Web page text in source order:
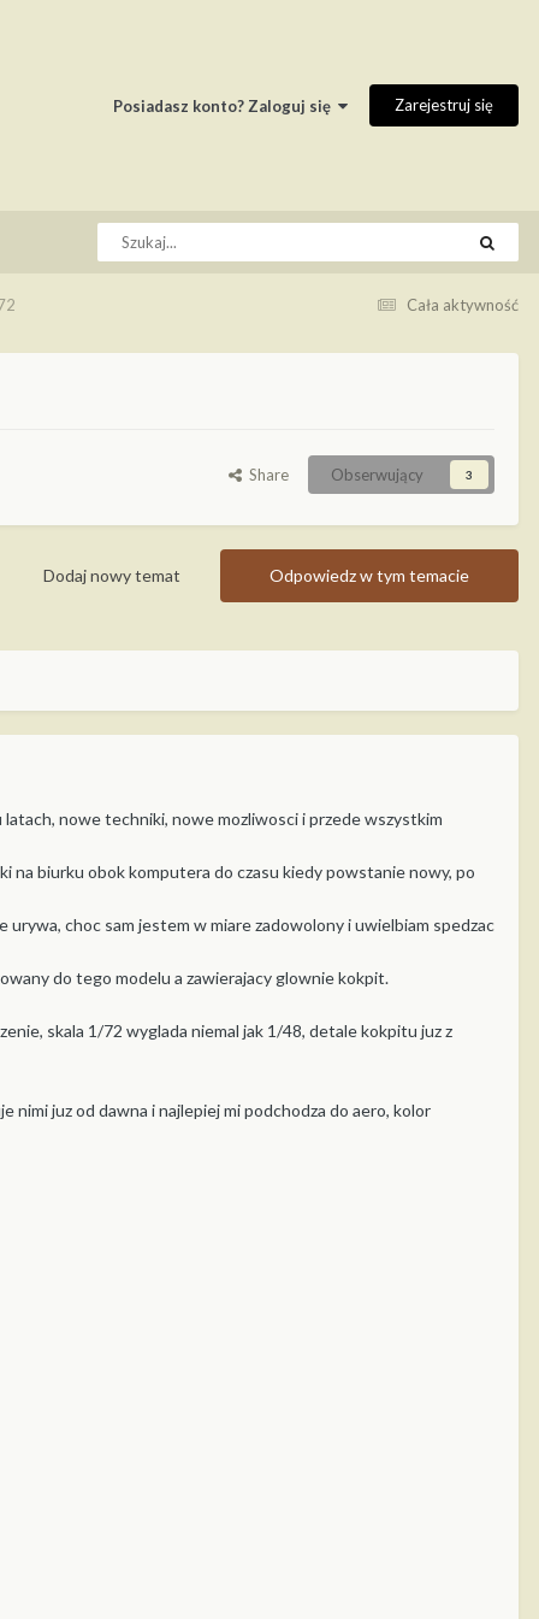
Posiadasz konto? Zaloguj się Zarejestruj się
Cała aktywność
Share Obserwujący 3
Odpowiedz w tym temacie
Dodaj nowy temat
nowe techniki, nowe mozliwosci i przede wszystkim
na biurku obok komputera do czasu kiedy powstanie nowy, po
choc sam jestem w miare zadowolony i uwielbiam spedzac
do tego modelu a zawierajacy glownie kokpit.
skala 1/72 wyglada niemal jak 1/48, detale kokpitu juz z
nimi juz od dawna i najlepiej mi podchodza do aero, kolor